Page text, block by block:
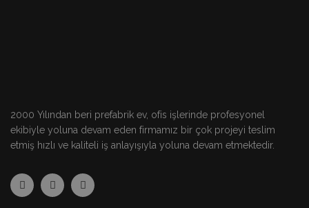
2000 Yılından beri prefabrik ev, ofis işlerinde profesyonel
ekibiyle yoluna devam eden firmamız bir çok projeyi teslim
etmiş hızlı ve kaliteli iş anlayışıyla yoluna devam etmektedir.